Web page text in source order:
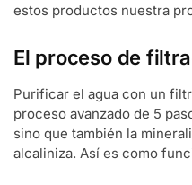
estos productos nuestra
El proceso de
Purificar el agua con un
proceso avanzado de 5
sino que también la
alcaliniza. Así es como